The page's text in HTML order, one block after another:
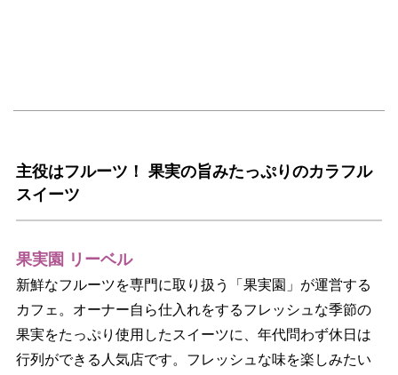
主役はフルーツ！ 果実の旨みたっぷりのカラフル
スイーツ
果実園 リーベル
新鮮なフルーツを専門に取り扱う「果実園」が運営する
カフェ。オーナー自ら仕入れをするフレッシュな季節の
果実をたっぷり使用したスイーツに、年代問わず休日は
行列ができる人気店です。フレッシュな味を楽しみたい